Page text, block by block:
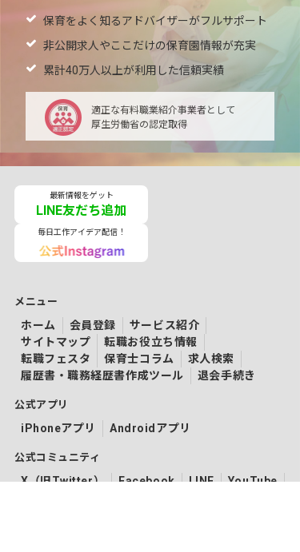
保育をよく知るアドバイザーがフルサポート
非公開求人やここだけの保育園情報が充実
累計40万人以上が利用した信頼実績
適正な有料職業紹介事業者として
厚生労働省の認定取得
最新情報をゲット
LINE友だち追加
毎日工作アイデア配信！
メニュー
ホーム 会員登録
サービス紹介
サイトマップ
転職お役立ち情報
転職フェスタ
保育士コラム
求人検索
履歴書・職務経歴書作成ツール
退会手続き
公式アプリ
iPhoneアプリ Androidアプリ
公式コミュニティ
X（旧Twitter） Facebook LINE
YouTube